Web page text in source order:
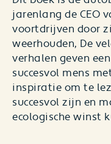
jarenlang de CEO
voortdrijven door
weerhouden, De
verhalen geven
succesvol mens
inspiratie om te
succesvol zijn en
ecologische winst